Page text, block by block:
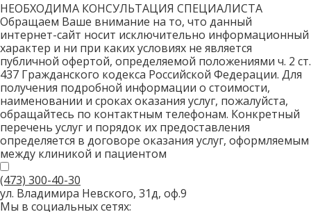
НЕОБХОДИМА КОНСУЛЬТАЦИЯ СПЕЦИАЛИСТА
Обращаем Ваше внимание на то, что данный
интернет-сайт носит исключительно информационный
характер и ни при каких условиях не является
публичной офертой, определяемой положениями ч. 2 ст.
437 Гражданского кодекса Российской Федерации. Для
получения подробной информации о стоимости,
наименовании и сроках оказания услуг, пожалуйста,
обращайтесь по контактным телефонам. Конкретный
перечень услуг и порядок их предоставления
определяется в договоре оказания услуг, оформляемым
между клиникой и пациентом
(473) 300-40-30
ул. Владимира Невского, 31д, оф.9
Мы в социальных сетях: